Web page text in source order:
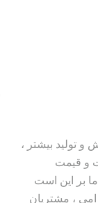
تولید بیشتر ،
و قیمت
بر این است
، مشتریان